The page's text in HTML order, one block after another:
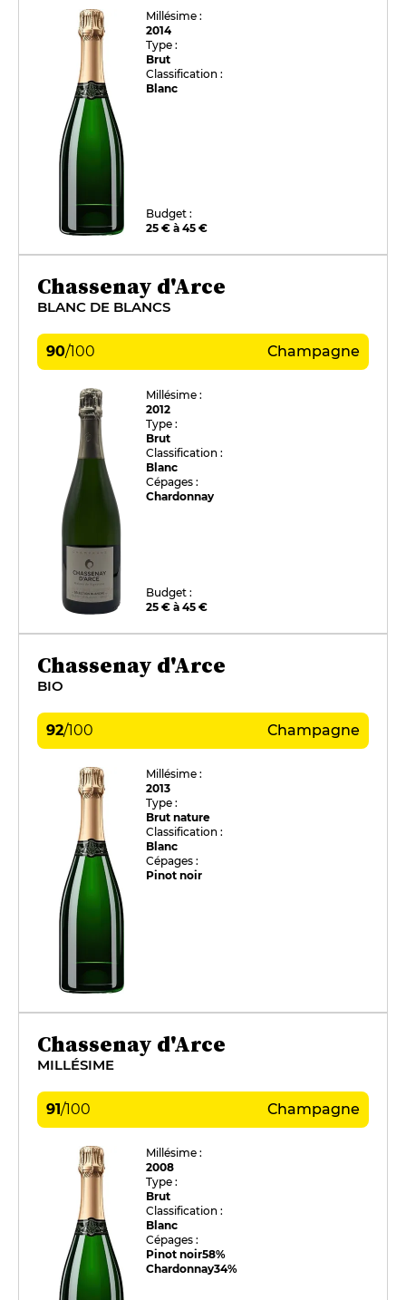
Millésime :
2014
Type :
Brut
Classification :
Blanc
Budget :
25 € à 45 €
Chassenay d'Arce
BLANC DE BLANCS
90/100 Champagne
Millésime :
2012
Type :
Brut
Classification :
Blanc
Cépages :
Chardonnay
Budget :
25 € à 45 €
Chassenay d'Arce
BIO
92/100 Champagne
Millésime :
2013
Type :
Brut nature
Classification :
Blanc
Cépages :
Pinot noir
Chassenay d'Arce
MILLÉSIME
91/100 Champagne
Millésime :
2008
Type :
Brut
Classification :
Blanc
Cépages :
Pinot noir58%
Chardonnay34%